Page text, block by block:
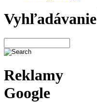
Vyhľadávanie
Reklamy
Google